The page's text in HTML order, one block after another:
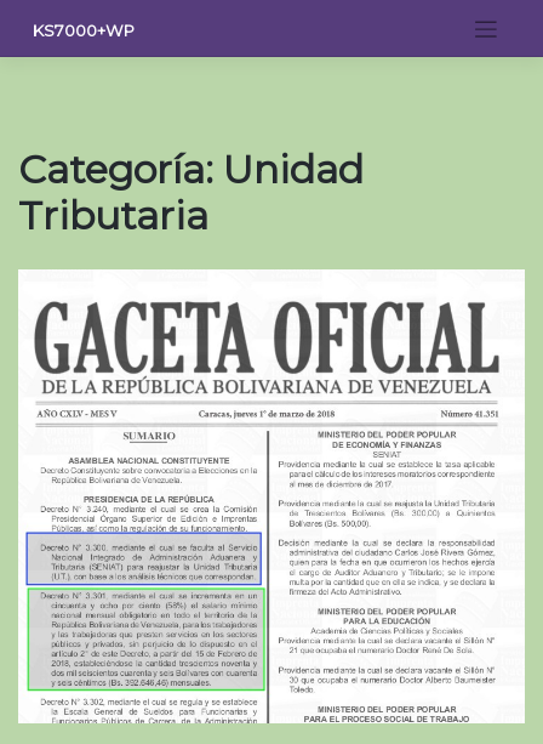
contenido
KS7000+WP
Categoría: Unidad
Tributaria